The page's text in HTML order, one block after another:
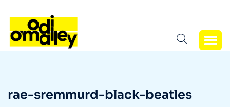
rae-sremmurd-black-beatles